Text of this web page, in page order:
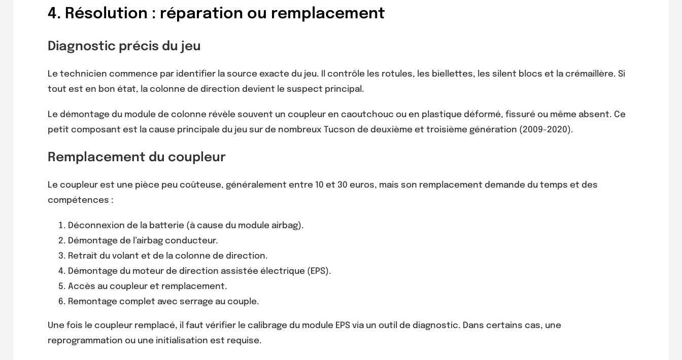
4. Résolution : réparation ou remplacement
Diagnostic précis du jeu
Le technicien commence par identifier la source exacte du jeu. Il contrôle les rotules, les biellettes, les silent blocs et la crémaillère. Si
tout est en bon état, la colonne de direction devient le suspect principal.
Le démontage du module de colonne révèle souvent un coupleur en caoutchouc ou en plastique déformé, fissuré ou même absent. Ce
petit composant est la cause principale du jeu sur de nombreux Tucson de deuxième et troisième génération (2009-2020).
Remplacement du coupleur
Le coupleur est une pièce peu coûteuse, généralement entre 10 et 30 euros, mais son remplacement demande du temps et des
compétences :
Déconnexion de la batterie (à cause du module airbag).
Démontage de l’airbag conducteur.
Retrait du volant et de la colonne de direction.
Démontage du moteur de direction assistée électrique (EPS).
Accès au coupleur et remplacement.
Remontage complet avec serrage au couple.
Une fois le coupleur remplacé, il faut vérifier le calibrage du module EPS via un outil de diagnostic. Dans certains cas, une
reprogrammation ou une initialisation est requise.